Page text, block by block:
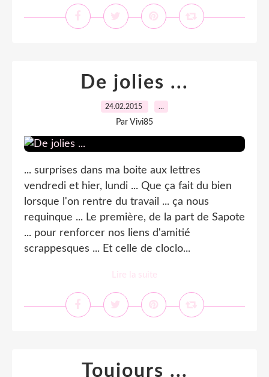
De jolies ...
24.02.2015 …
Par Vivi85
... surprises dans ma boite aux lettres
vendredi et hier, lundi ... Que ça fait du bien
lorsque l'on rentre du travail ... ça nous
requinque ... Le première, de la part de Sapote
... pour renforcer nos liens d'amitié
scrappesques ... Et celle de cloclo...
Lire la suite
Toujours ...